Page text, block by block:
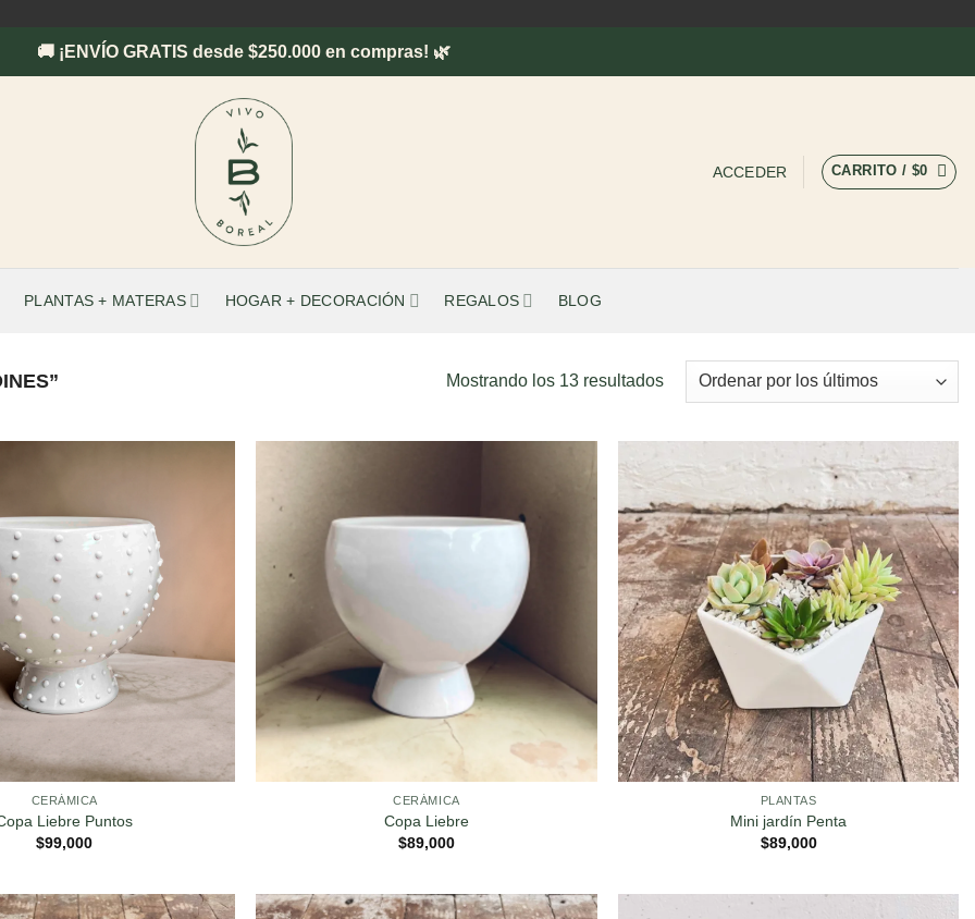
🚚 ¡ENVÍO GRATIS desde $250.000 en compras! 🌿
ACCEDER CARRITO / $0
PLANTAS + MATERAS HOGAR + DECORACIÓN REGALOS BLOG
Mostrando los 13 resultadosOrdenado
por
CERÁMICA
Liebre Puntos
$99,000
CERÁMICA
Copa Liebre
$89,000
PLANTAS
Mini jardín Penta
$89,000